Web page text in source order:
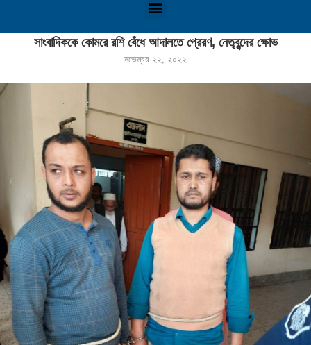
সাংবাদিককে কোমরে রশি বেঁধে আদালতে প্রেরণ, নেতৃবৃন্দের ক্ষোভ
সাংবাদিককে কোমরে রশি বেঁধে আদালতে প্রেরণ, নেতৃবৃন্দের ক্ষোভ
নভেম্বর ২২, ২০২২